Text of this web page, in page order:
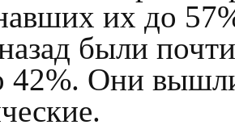
их до
были
42%. Они